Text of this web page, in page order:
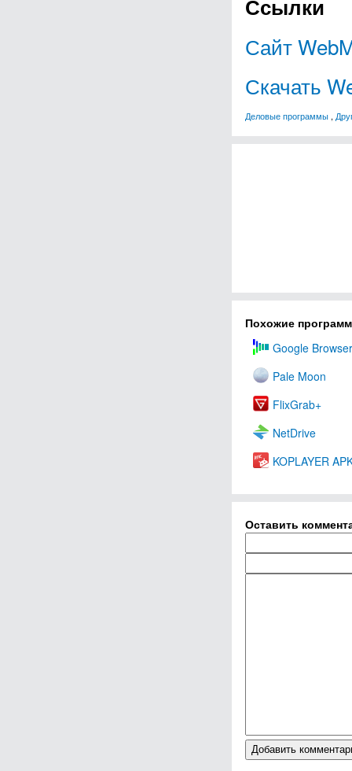
Ссылки
Сайт
Скачать
Деловые программы ,
Похожие
Google
Pale Moon
FlixGrab+
NetDrive
KOPLAYER
Оставить